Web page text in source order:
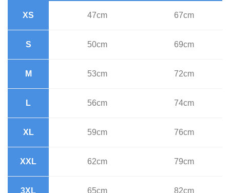
XS 47cm 67cm
S 50cm 69cm
M 53cm 72cm
L 56cm 74cm
XL 59cm 76cm
XXL 62cm 79cm
3XL 65cm 82cm